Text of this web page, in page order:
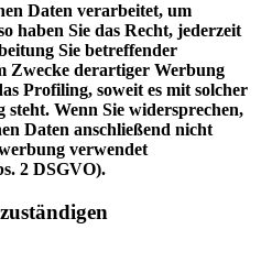
Daten verarbeitet, um
haben Sie das Recht, jederzeit
Sie betreffender
Zwecke derartiger Werbung
Profiling, soweit es mit solcher
Wenn Sie widersprechen,
Daten anschließend nicht
verwendet
2 DSGVO).